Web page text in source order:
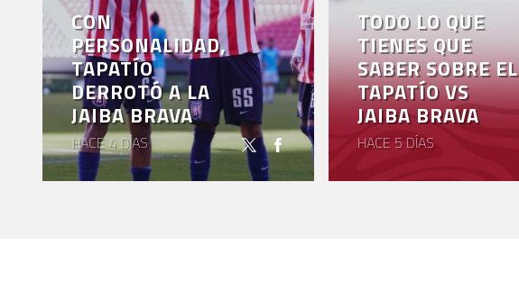
CON
PERSONALIDAD,
TAPATÍO
DERROTÓ A LA
JAIBA BRAVA
HACE 4 DÍAS
TODO LO QUE
TIENES QUE
SABER SOBRE EL
TAPATÍO VS
JAIBA BRAVA
HACE 5 DÍAS